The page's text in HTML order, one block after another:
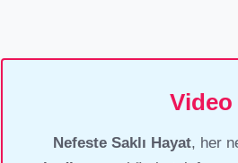
Video
Nefeste Saklı Hayat, her